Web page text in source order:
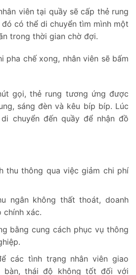
viên tại quầy sẽ cấp thẻ rung
đó có thể di chuyển tìm mình một
trong thời gian chờ đợi.
pha chế xong, nhân viên sẽ bấm
gọi, thẻ rung tương ứng được
sáng đèn và kêu bíp bíp. Lúc
chuyển đến quầy để nhận đồ
thu thông qua việc giảm chi phí
ngân không thất thoát, doanh
chính xác.
bằng cung cách phục vụ thông
các tình trạng nhân viên giao
bàn, thái độ không tốt đối với